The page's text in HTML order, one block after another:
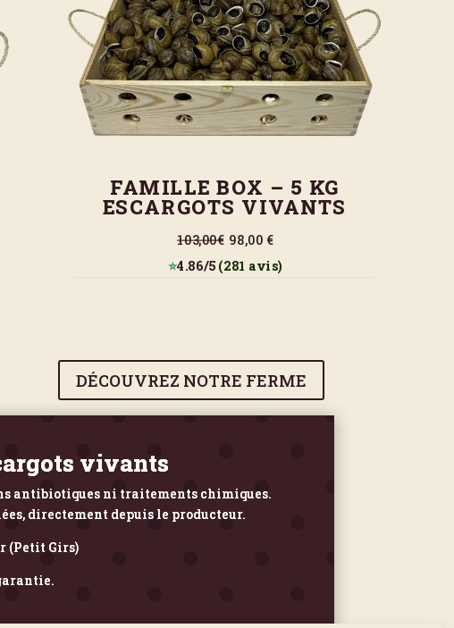
FAMILLE BOX – 5 KG
ESCARGOTS VIVANTS
103,00€98,00 €
⭐4.86/5 (281 avis)
DÉCOUVREZ NOTRE FERME
vivants
antibiotiques ni traitements chimiques.
directement depuis le producteur.
(Petit Girs)